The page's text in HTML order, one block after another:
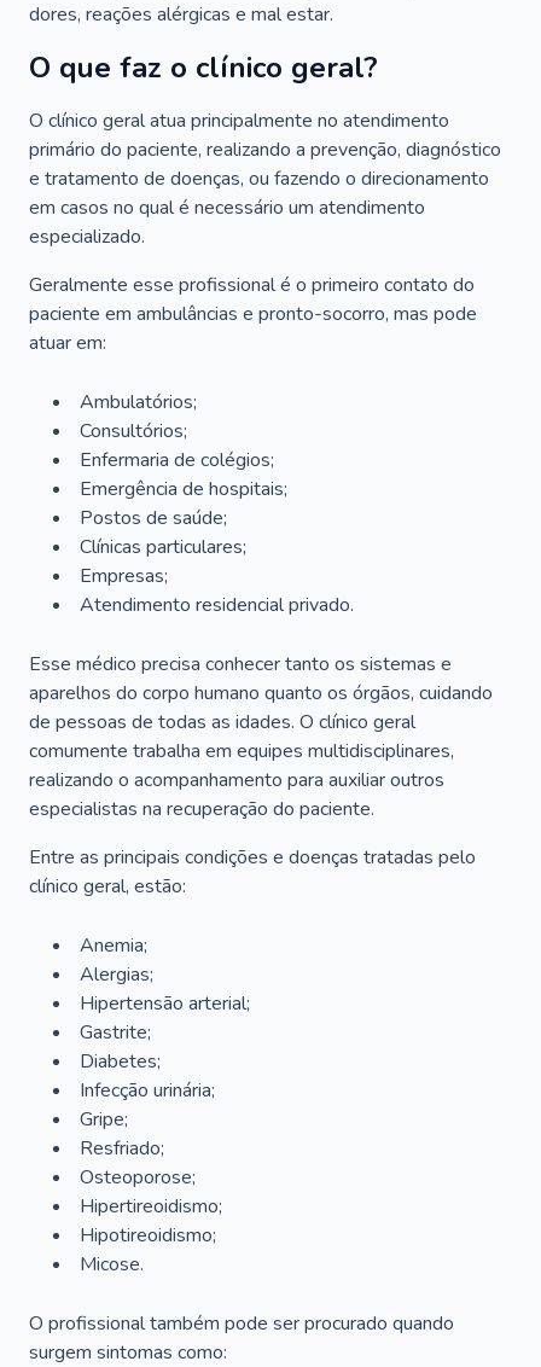
dores, reações alérgicas e mal estar.
O que faz o clínico geral?
O clínico geral atua principalmente no atendimento
primário do paciente, realizando a prevenção, diagnóstico
e tratamento de doenças, ou fazendo o direcionamento
em casos no qual é necessário um atendimento
especializado.
Geralmente esse profissional é o primeiro contato do
paciente em ambulâncias e pronto-socorro, mas pode
atuar em:
Ambulatórios;
Consultórios;
Enfermaria de colégios;
Emergência de hospitais;
Postos de saúde;
Clínicas particulares;
Empresas;
Atendimento residencial privado.
Esse médico precisa conhecer tanto os sistemas e
aparelhos do corpo humano quanto os órgãos, cuidando
de pessoas de todas as idades. O clínico geral
comumente trabalha em equipes multidisciplinares,
realizando o acompanhamento para auxiliar outros
especialistas na recuperação do paciente.
Entre as principais condições e doenças tratadas pelo
clínico geral, estão:
Anemia;
Alergias;
Hipertensão arterial;
Gastrite;
Diabetes;
Infecção urinária;
Gripe;
Resfriado;
Osteoporose;
Hipertireoidismo;
Hipotireoidismo;
Micose.
O profissional também pode ser procurado quando
surgem sintomas como: